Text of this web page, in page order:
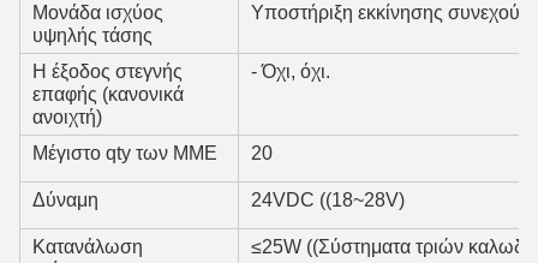
Μονάδα ισχύος
υψηλής τάσης
Υποστήριξη εκκίνησης συνεχούς
Η έξοδος στεγνής
επαφής (κανονικά
ανοιχτή)
- Όχι, όχι.
Μέγιστο qty των ΜΜΕ 20
Δύναμη 24VDC ((18~28V)
Κατανάλωση
≤25W ((Σύστηματα τριών